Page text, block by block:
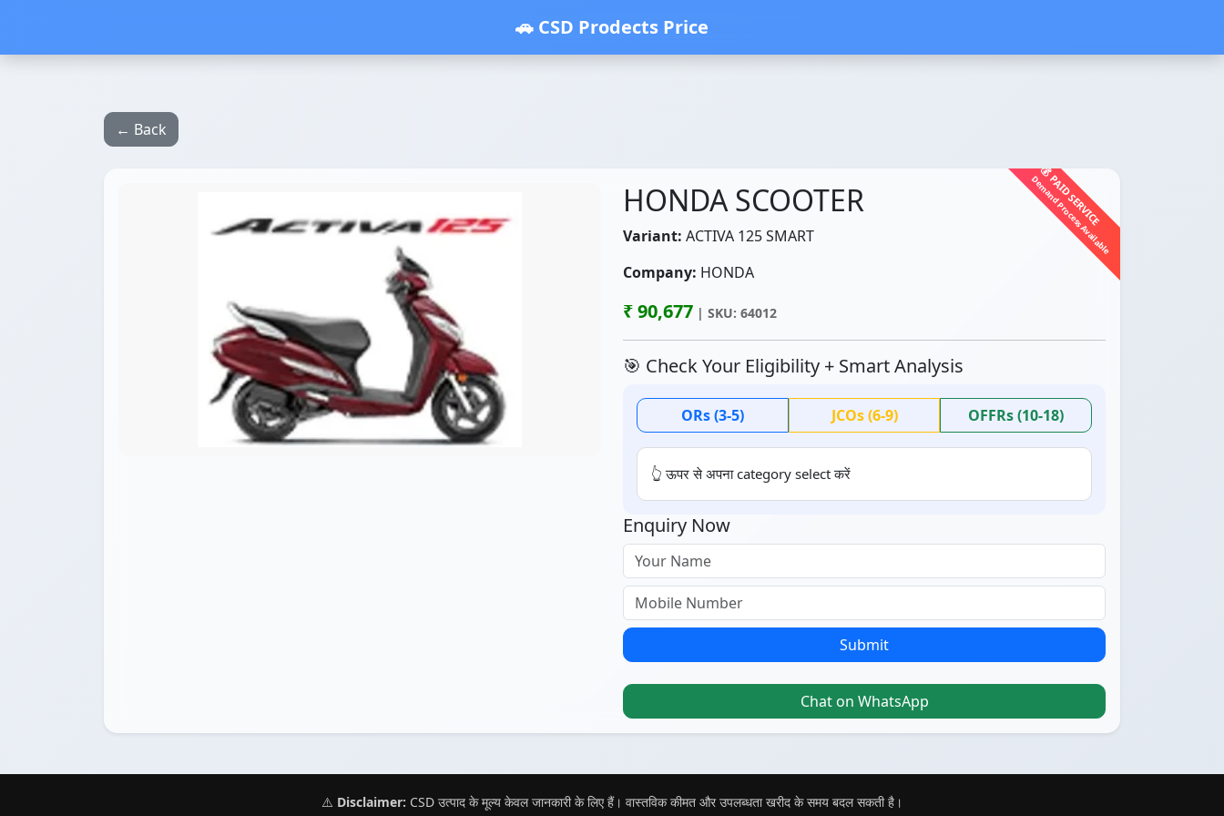
🚗 CSD Prodects Price
← Back
💰 PAID SERVICE
Demand Process Available
HONDA SCOOTER
Variant: ACTIVA 125 SMART
Company: HONDA
₹ 90,677 | SKU: 64012
🎯 Check Your Eligibility + Smart Analysis
ORs (3-5) JCOs (6-9) OFFRs (10-18)
👆 ऊपर से अपना category select करें
Enquiry Now
Submit
Chat on WhatsApp
⚠️ Disclaimer: CSD उत्पाद के मूल्य केवल जानकारी के लिए हैं। वास्तविक कीमत और उपलब्धता खरीद के समय बदल सकती है।